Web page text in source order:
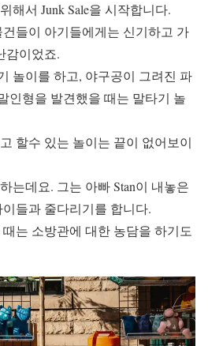
해서 Junk Sale을 시작합니다.
들이 아기들에게는 신기하고 가
감이었죠.
놀이를 하고, 야구공이 그려진 파
인형을 발견했을 때는 말타기 놀
할수 있는 놀이는 끝이 없어보이
는데요. 그는 아빠 Stan이 내놓은
들과 줄다리기를 합니다.
는 소방관에 대한 농담을 하기도